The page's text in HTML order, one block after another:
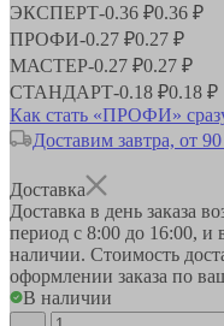
ЭКСПЕРТ-0.36 ₽0.36 ₽
ПРОФИ-0.27 ₽0.27 ₽
МАСТЕР-0.27 ₽0.27 ₽
СТАНДАРТ-0.18 ₽0.18 ₽
Как стать «ПРОФИ»
Доставим завтра, от
Доставка
Доставка в день заказа
период с 8:00 до 16:00, и
наличии. Стоимость
оформлении заказа по
В наличии